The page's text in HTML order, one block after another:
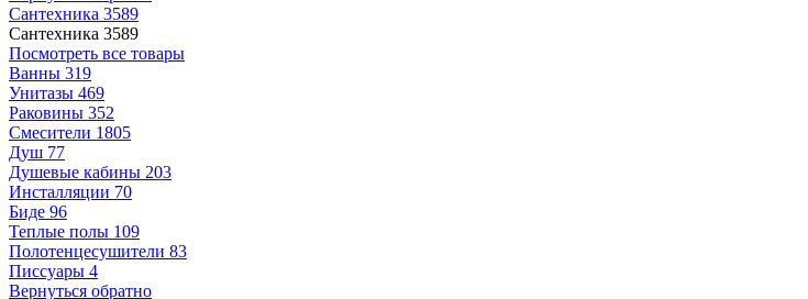
Сантехника 3589
Сантехника 3589
Посмотреть все товары
Ванны 319
Унитазы 469
Раковины 352
Смесители 1805
Душ 77
Душевые кабины 203
Инсталляции 70
Биде 96
Теплые полы 109
Полотенцесушители 83
Писсуары 4
Вернуться обратно